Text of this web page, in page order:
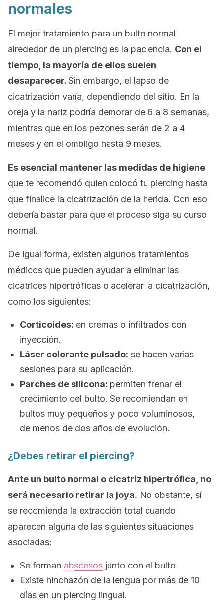
normales
El mejor tratamiento para un bulto normal
alrededor de un piercing es la paciencia. Con el
tiempo, la mayoría de ellos suelen
desaparecer.Sin embargo, el lapso de
cicatrización varía, dependiendo del sitio. En la
oreja y la nariz podría demorar de 6 a 8 semanas,
mientras que en los pezones serán de 2 a 4
meses y en el ombligo hasta 9 meses.
Es esencial mantener las medidas de higiene
que te recomendó quien colocó tu piercing hasta
que finalice la cicatrización de la herida. Con eso
debería bastar para que el proceso siga su curso
normal.
De igual forma, existen algunos tratamientos
médicos que pueden ayudar a eliminar las
cicatrices hipertróficas o acelerar la cicatrización,
como los siguientes:
Corticoides: en cremas o infiltrados con
inyección.
Láser colorante pulsado: se hacen varias
sesiones para su aplicación.
Parches de silicona: permiten frenar el
crecimiento del bulto. Se recomiendan en
bultos muy pequeños y poco voluminosos,
de menos de dos años de evolución.
¿Debes retirar el piercing?
Ante un bulto normal o cicatriz hipertrófica, no
será necesario retirar la joya. No obstante, sí
se recomienda la extracción total cuando
aparecen alguna de las siguientes situaciones
asociadas:
Se forman abscesos junto con el bulto.
Existe hinchazón de la lengua por más de 10
días en un piercing lingual.